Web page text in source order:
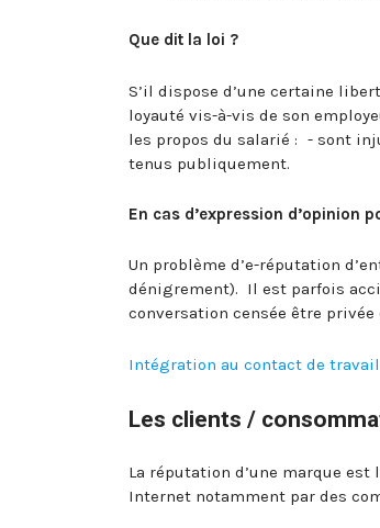
Que dit la loi ?
S’il dispose d’une certaine
loyauté vis-à-vis de son
les propos du salarié : - sont
tenus publiquement.
En cas d’expression d’opinion
Un problème d’e-réputation
dénigrement). Il est parfois
conversation censée être
Intégration au contact de travail
Les clients /
La réputation d’une marque
Internet notamment par des